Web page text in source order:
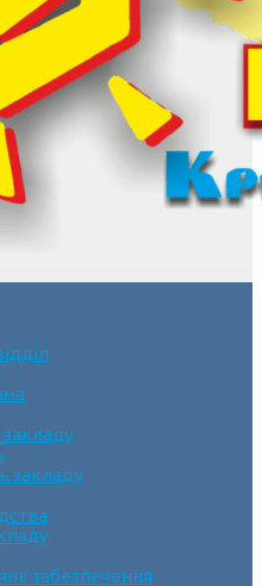
закладу
закладу
забезпечення